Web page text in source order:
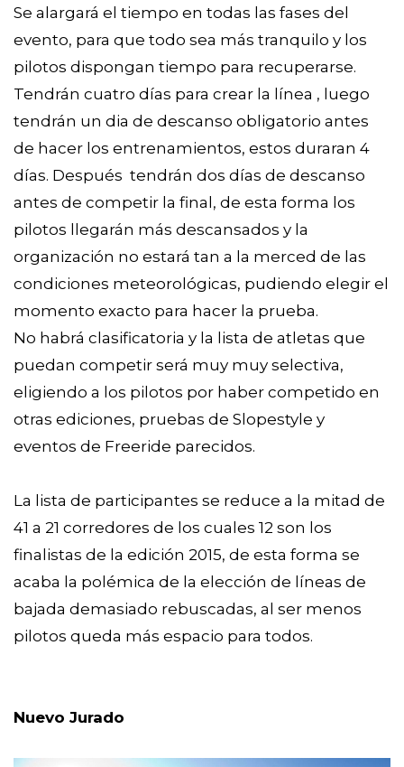
Se alargará el tiempo en todas las fases del
evento, para que todo sea más tranquilo y los
pilotos dispongan tiempo para recuperarse.
Tendrán cuatro días para crear la línea , luego
tendrán un dia de descanso obligatorio antes
de hacer los entrenamientos, estos duraran 4
días. Después tendrán dos días de descanso
antes de competir la final, de esta forma los
pilotos llegarán más descansados y la
organización no estará tan a la merced de las
condiciones meteorológicas, pudiendo elegir el
momento exacto para hacer la prueba.
No habrá clasificatoria y la lista de atletas que
puedan competir será muy muy selectiva,
eligiendo a los pilotos por haber competido en
otras ediciones, pruebas de Slopestyle y
eventos de Freeride parecidos.
La lista de participantes se reduce a la mitad de
41 a 21 corredores de los cuales 12 son los
finalistas de la edición 2015, de esta forma se
acaba la polémica de la elección de líneas de
bajada demasiado rebuscadas, al ser menos
pilotos queda más espacio para todos.
Nuevo Jurado